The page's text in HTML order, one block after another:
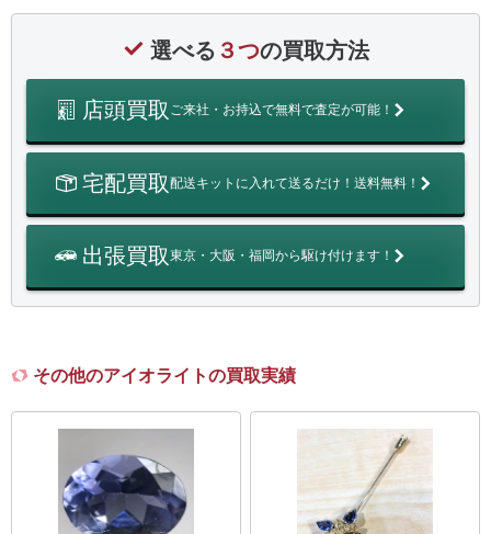
選べる ３つの買取方法
店頭買取 ご来社・お持込で無料で査定が可能！
宅配買取配送キットに入れて送るだけ！送料無料！
出張買取東京・大阪・福岡から駆け付けます！
その他のアイオライトの買取実績